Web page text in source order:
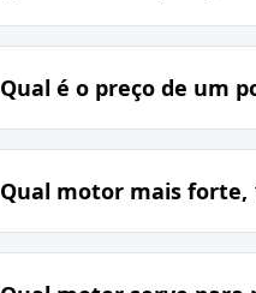
Qual é o preço de um
Qual motor mais forte,